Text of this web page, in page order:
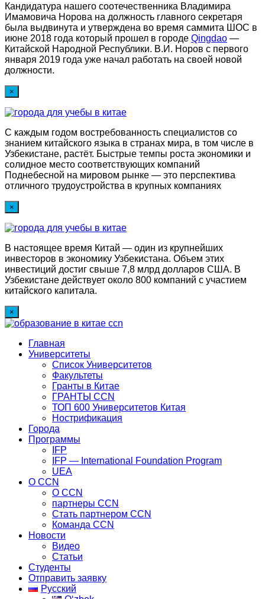
Кандидатура нашего соотечественника Владимира
Имамовича Норова на должность главного секретаря
была выдвинута и утверждена во время саммита ШОС в
июне 2018 года который прошел в городе Qingdao —
Китайской Народной Республики. В.И. Норов с первого
января 2019 года уже начал работать на своей новой
должности.
×
С каждым годом востребованность специалистов со
знанием китайского языка в странах мира, в том числе в
Узбекистане, растёт. Быстрые темпы роста экономики и
солидное место соответствующих компаний
Поднебесной на мировом рынке — это перспектива
отличного трудоустройства в крупных компаниях
×
В настоящее время Китай — один из крупнейших
инвесторов в экономику Узбекистана. Объем этих
инвестиций достиг свыше 7,8 млрд долларов США. В
Узбекистане действует около 800 компаний с участием
китайского капитала.
×
Главная
Университеты
Список Университетов
Факультеты
Гранты в Китае
ГРАНТЫ ССN
ТОП 600 Университетов Китая
Нострификация
Города
Программы
IFP
IFP — International Foundation Program
UEA
О CCN
О CCN
партнеры ССN
Стать партнером CCN
Команда ССN
Новости
Видео
Статьи
Студенты
Отправить заявку
Русский